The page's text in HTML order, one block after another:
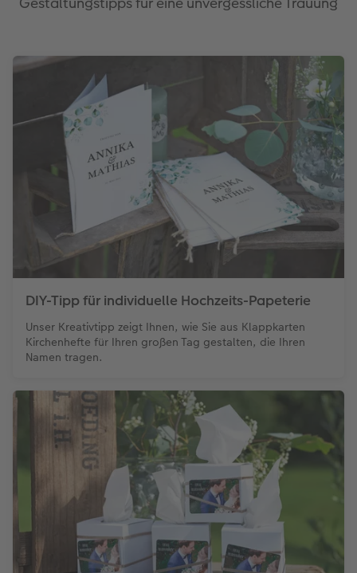
DIY-Tipp für individuelle Hochzeits-Papeterie
Unser Kreativtipp zeigt Ihnen, wie Sie aus Klappkarten
Kirchenhefte für Ihren großen Tag gestalten, die Ihren
Namen tragen.